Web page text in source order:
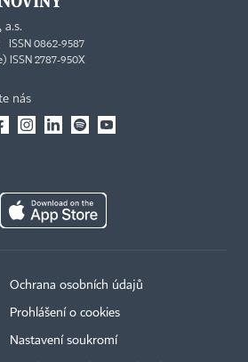
a.s.
ISSN 0862-9587
ISSN 2787-950X
nás
Ochrana osobních údajů
Prohlášení o cookies
Nastavení soukromí